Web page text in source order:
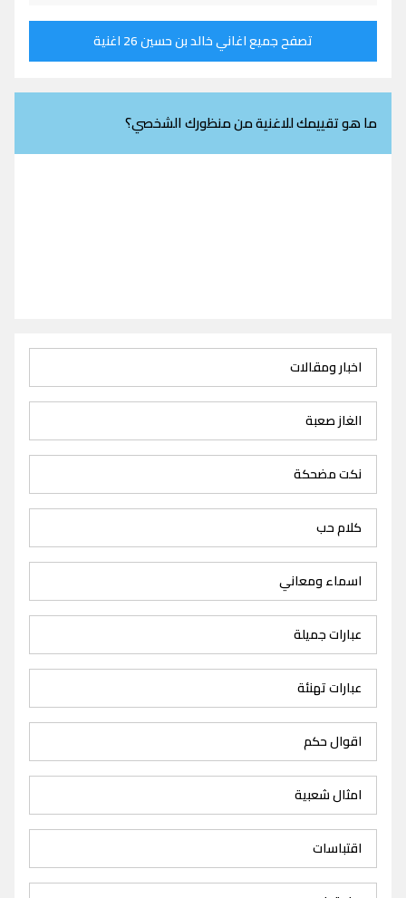
تصفح جميع اغاني خالد بن حسين 26 اغنية
ما هو تقييمك للاغنية من منظورك الشخصي؟
اخبار ومقالات
الغاز صعبة
نكت مضحكة
كلام حب
اسماء ومعاني
عبارات جميلة
عبارات تهنئة
اقوال حكم
امثال شعبية
اقتباسات